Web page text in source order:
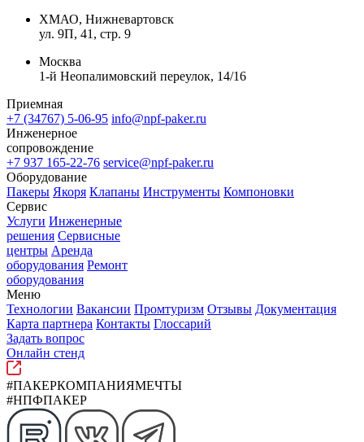
ХМАО, Нижневартовск
ул. 9П, 41, стр. 9
Москва
1-й Неопалимовский переулок, 14/16
Приемная
+7 (34767) 5-06-95 info@npf-paker.ru
Инженерное
сопровождение
+7 937 165-22-76 service@npf-paker.ru
Оборудование
Пакеры Якоря Клапаны Инструменты Компоновки
Сервис
Услуги Инженерные
решения Сервисные
центры Аренда
оборудования Ремонт
оборудования
Меню
Технологии Вакансии Промтуризм Отзывы Документация
Карта партнера Контакты Глоссарий
Задать вопрос
Онлайн стенд
#ПАКЕРКОМПАНИЯМЕЧТЫ
#НПФПАКЕР